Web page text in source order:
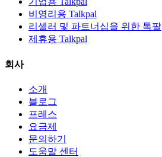
비영리용 Talkpal
리셀러 및 파트너십을 위한 톡팔
제휴용 Talkpal
회사
소개
블로그
프레스
요금제
문의하기
도움말 센터